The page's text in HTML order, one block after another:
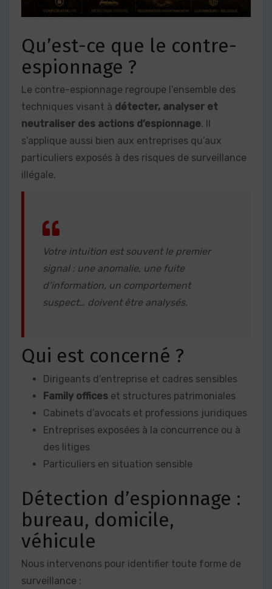
Qu’est-ce que le contre-
espionnage ?
Le contre-espionnage regroupe l’ensemble des
techniques visant à détecter, analyser et
neutraliser des actions d’espionnage. Il
s’applique aussi bien aux entreprises qu’aux
particuliers exposés à des risques de surveillance
illégale.
Votre intuition est souvent le premier
signal : une anomalie, une fuite
d’information, un comportement
suspect… doivent être analysés.
Qui est concerné ?
Dirigeants d’entreprise et cadres sensibles
Family offices et structures patrimoniales
Cabinets d’avocats et professions juridiques
Entreprises exposées à la concurrence ou à
des litiges
Particuliers en situation sensible
Détection d’espionnage :
bureau, domicile,
véhicule
Nous intervenons pour identifier toute forme de
surveillance :